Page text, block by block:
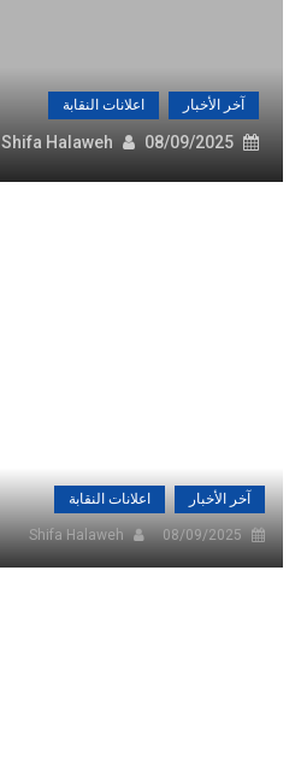
آخر الأخبار اعلانات النقابة
08/09/2025
Shifa Halaweh
آخر الأخبار اعلانات النقابة
08/09/2025
Shifa Halaweh